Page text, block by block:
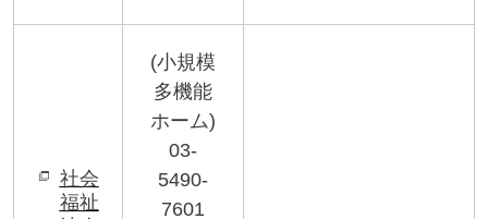
社会
福祉
(小規模
多機能
ホーム)
03-
5490-
7601